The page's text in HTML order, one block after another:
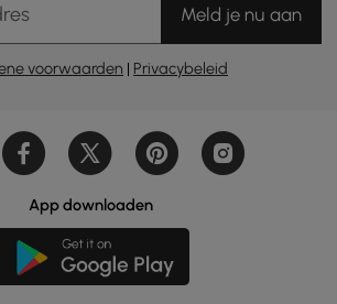
Meld je nu aan
voorwaarden | Privacybeleid
App downloaden